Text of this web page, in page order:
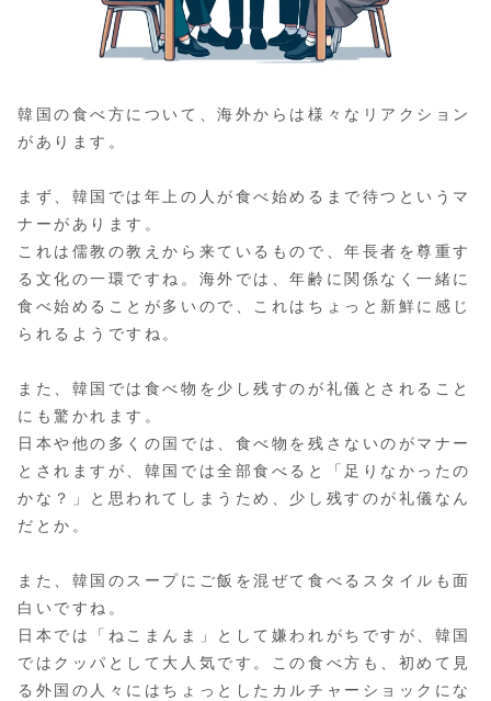
韓国の食べ方について、海外からは様々なリアクション
があります。
まず、韓国では年上の人が食べ始めるまで待つというマ
ナーがあります。
これは儒教の教えから来ているもので、年長者を尊重す
る文化の一環ですね。海外では、年齢に関係なく一緒に
食べ始めることが多いので、これはちょっと新鮮に感じ
られるようですね。
また、韓国では食べ物を少し残すのが礼儀とされること
にも驚かれます。
日本や他の多くの国では、食べ物を残さないのがマナー
とされますが、韓国では全部食べると「足りなかったの
かな？」と思われてしまうため、少し残すのが礼儀なん
だとか​​。
また、韓国のスープにご飯を混ぜて食べるスタイルも面
白いですね。
日本では「ねこまんま」として嫌われがちですが、韓国
ではクッパとして大人気です。この食べ方も、初めて見
る外国の人々にはちょっとしたカルチャーショックにな